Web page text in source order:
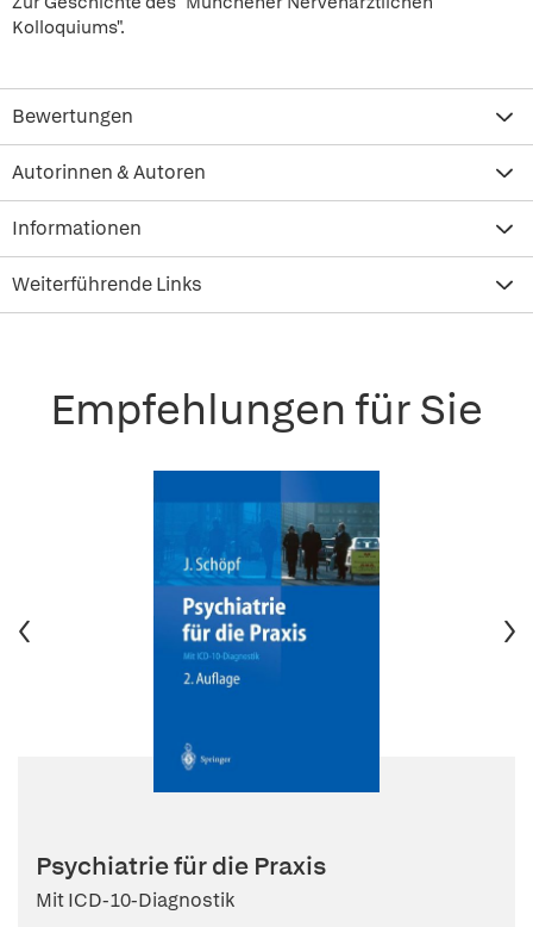
Kolloquiums".
Bewertungen
Autorinnen & Autoren
Informationen
Weiterführende Links
Empfehlungen für Sie
Psychiatrie für die Praxis
Mit ICD-10-Diagnostik